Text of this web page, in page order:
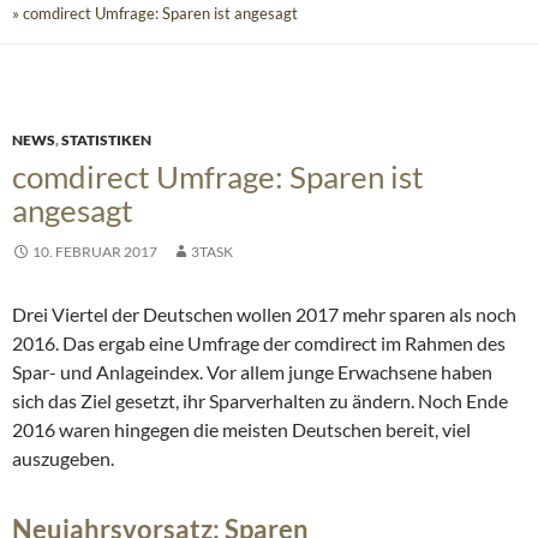
» comdirect Umfrage: Sparen ist angesagt
NEWS,STATISTIKEN
comdirect Umfrage: Sparen ist
angesagt
10. FEBRUAR 2017 3TASK
Drei Viertel der Deutschen wollen 2017 mehr sparen als noch
2016. Das ergab eine Umfrage der comdirect im Rahmen des
Spar- und Anlageindex. Vor allem junge Erwachsene haben
sich das Ziel gesetzt, ihr Sparverhalten zu ändern. Noch Ende
2016 waren hingegen die meisten Deutschen bereit, viel
auszugeben.
Neujahrsvorsatz: Sparen